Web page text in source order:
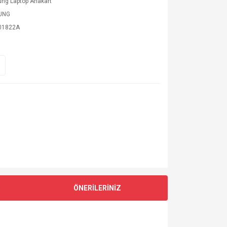
ÖNERİLERİNİZ